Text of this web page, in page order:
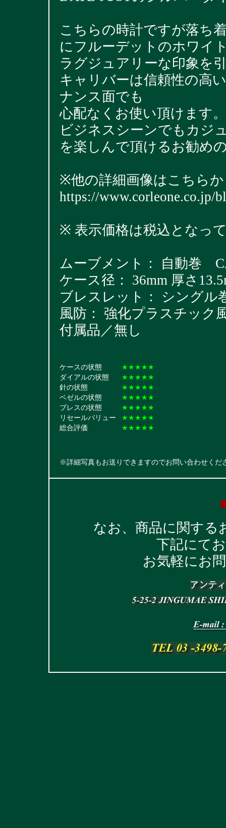
こちらの時計ですが落ち
にフルーデットのホワイ
ラグジュアリーな印象を
キャリバーは信頼性の高
ナンス面でも
心配なくお使い頂けます。
ビジネスシーンでもカジ
を楽しんで頂けるお勧め
※他の詳細画像はこちら
https://www.corleone.co.jp/
※ 表示価格は税込となっ
ムーブメント： 自動巻
ケース径： 36mm 厚さ
ブレスレット： シングル
風防： 強化プラスチック
付属品／無し
ケースの状態
★★★★★
ダイアルの状態
★★★★★
針の状態
★★★★★
ベゼルの状態
★★★★★
ブレスの状態
★★★★★
リセールバリュー
★★★★★
総合評価
★★★★★
※詳細写真もお送りできますのでお問い合わせくだ
なお、商品に関する
下記にて
お気軽にお